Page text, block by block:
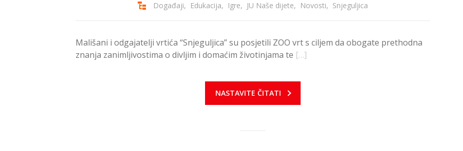
Događaji, Edukacija, Igre, JU Naše dijete, Novosti, Snjeguljica
Mališani i odgajatelji vrtića “Snjeguljica” su posjetili ZOO vrt s ciljem da obogate prethodna
znanja zanimljivostima o divljim i domaćim životinjama te […]
NASTAVITE ČITATI